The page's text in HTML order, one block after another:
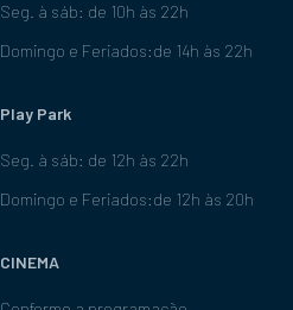
Seg. à sáb: de 10h às 22h
Domingo e Feriados:de 14h às 22h
Play Park
Seg. à sáb: de 12h às 22h
Domingo e Feriados:de 12h às 20h
CINEMA